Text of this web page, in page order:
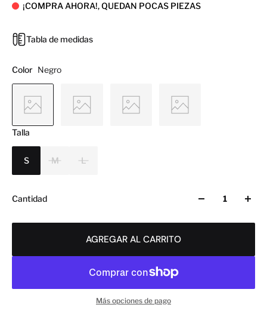
¡COMPRA AHORA!, QUEDAN POCAS PIEZAS
Tabla de medidas
Color Negro
Talla
S M L
Cantidad
AGREGAR AL CARRITO
Más opciones de pago